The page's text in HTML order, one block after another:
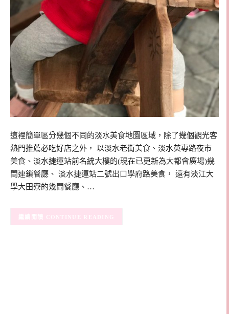
這裡簡單區分幾個不同的淡水美食地圖區域，除了幾個觀光客
熱門推薦必吃好店之外， 以淡水老街美食、淡水英專路夜市
美食、淡水捷運站前名統大樓的(現在已更新為大都會廣場)幾
間連鎖餐廳、 淡水捷運站二號出口學府路美食， 還有淡江大
學大田寮的幾間餐廳、…
CONTINUE READING